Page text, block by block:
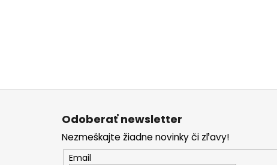
Z
Odoberať newsletter
Nezmeškajte žiadne novinky či zľavy!
Email